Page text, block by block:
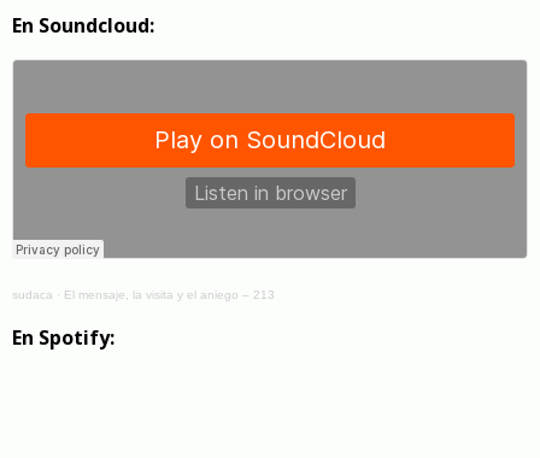
En Soundcloud:
sudaca · El mensaje, la visita y el aniego – 213
En Spotify: